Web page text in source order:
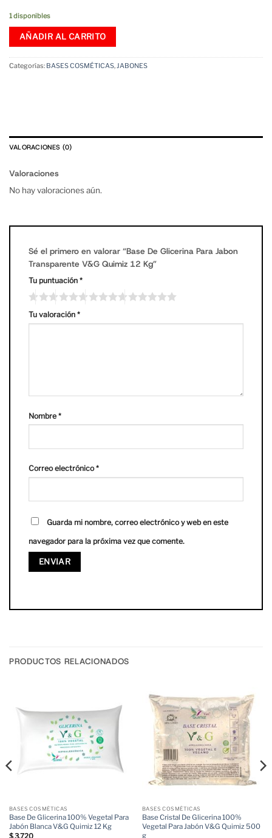
1 disponibles
AÑADIR AL CARRITO
Categorías: BASES COSMÉTICAS,JABONES
VALORACIONES (0)
Valoraciones
No hay valoraciones aún.
Sé el primero en valorar “Base De Glicerina Para Jabon
Transparente V&G Quimiz 12 Kg”
Tu puntuación *
Tu valoración *
Nombre *
Correo electrónico*
Guarda mi nombre, correo electrónico y web en este
navegador para la próxima vez que comente.
PRODUCTOS RELACIONADOS
BASES COSMÉTICAS
Base De Glicerina 100% Vegetal Para
Jabón Blanca V&G Quimiz 12 Kg
$3.720
BASES COSMÉTICAS
Base Cristal De Glicerina 100%
Vegetal Para Jabón V&G Quimiz 500
g